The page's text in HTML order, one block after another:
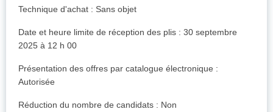
Technique d'achat : Sans objet
Date et heure limite de réception des plis : 30 septembre
2025 à 12 h 00
Présentation des offres par catalogue électronique :
Autorisée
Réduction du nombre de candidats : Non